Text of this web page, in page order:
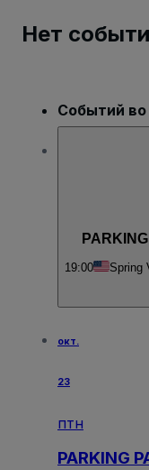
Нет
Событий
19:00 Spring
окт.
23
птн
PARKING